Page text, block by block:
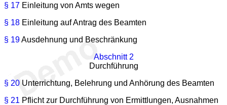
§ 17 Einleitung von Amts wegen
§ 18 Einleitung auf Antrag des Beamten
§ 19Ausdehnung und Beschränkung
Abschnitt 2
Durchführung
§ 20 Unterrichtung, Belehrung und Anhörung des Beamten
§ 21 Pflicht zur Durchführung von Ermittlungen, Ausnahmen